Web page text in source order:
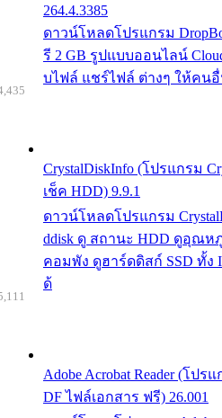
264.4.3385
ดาวน์โหลดโปรแกรม
รี 2 GB รูปแบบออนไลน์
บไฟล์ แชร์ไฟล์ ต่างๆ ให้คน
CrystalDiskInfo (โปรแกรม
เช็ค HDD) 9.9.1
ดาวน์โหลดโปรแกรม
ddisk ดู สถานะ HDD ดูอุณห
คอมพัง ดูฮาร์ดดิสก์ SSD ทั้ง
ด้
Adobe Acrobat Reader (โป
DF ไฟล์เอกสาร ฟรี) 26.001